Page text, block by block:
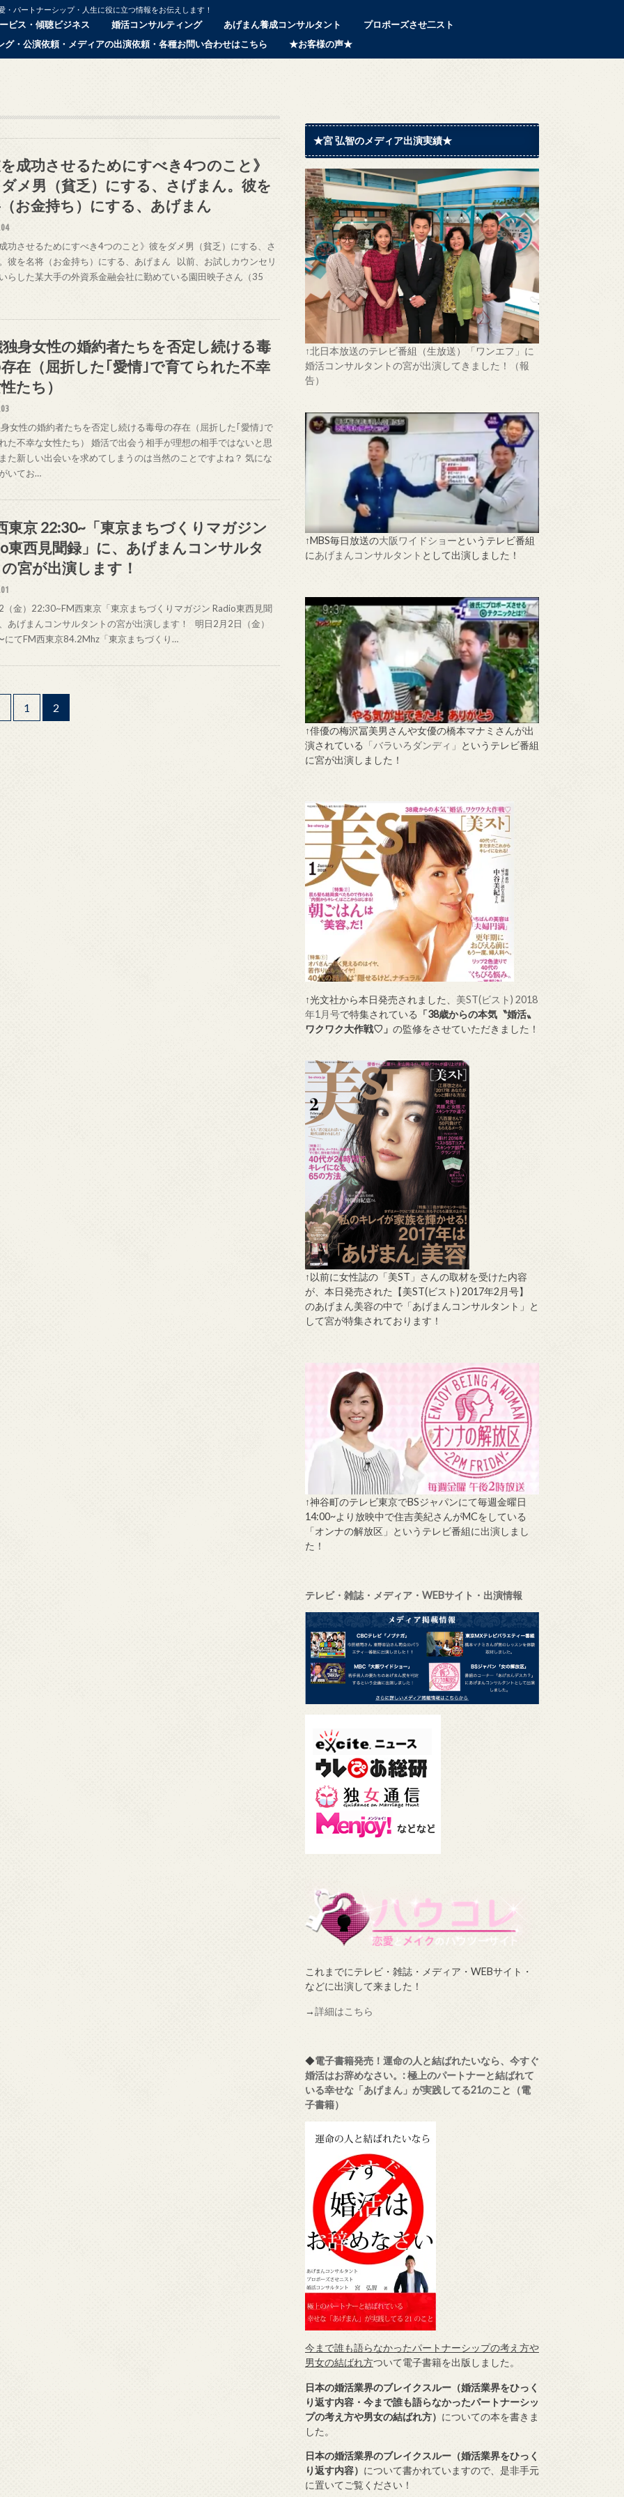
パートナーシップ・人生に役に立つ情報をお伝えします！
ビス・傾聴ビジネス 婚活コンサルティング あげまん養成コンサルタント
プロポーズさせ二スト
グ・公演依頼・メディアの出演依頼・各種お問い合わせはこちら
★お客様の声★
成功させるためにすべき4つのこと》
メ男（貧乏）にする、さげまん。彼を
お金持ち）にする、あげまん
功させるためにすべき4つのこと》彼をダメ男（貧乏）にする、さ
彼を名将（お金持ち）にする、あげまん 以前、お試しカウンセリ
らした某大手の外資系金融会社に勤めている園田映子さん（35
身女性の婚約者たちを否定し続ける毒
在（屈折した｢愛情｣で育てられた不幸
たち）
女性の婚約者たちを否定し続ける毒母の存在（屈折した｢愛情｣で
た不幸な女性たち） 婚活で出会う相手が理想の相手ではないと思
た新しい出会いを求めてしまうのは当然のことですよね？ 気にな
いてお…
東京 22:30~「東京まちづくりマガジン
東西見聞録」に、あげまんコンサルタ
宮が出演します！
金）22:30~FM西東京「東京まちづくりマガジン Radio東西見聞
あげまんコンサルタントの宮が出演します！ 明日2月2日（金）
にてFM西東京84.2Mhz「東京まちづくり…
1 2
★宮 弘智のメディア出演実績★
↑北日本放送のテレビ番組（生放送）「ワンエフ」に
婚活コンサルタントの宮が出演してきました！（報
告）
↑MBS毎日放送の大阪ワイドショーというテレビ番組
にあげまんコンサルタント として出演しました！
↑俳優の梅沢冨美男さんや女優の橋本マナミさんが出
演されている 「バラいろダンディ」 というテレビ番組
に宮が出演しました！
↑光文社から本日発売されました、 美ST(ビスト) 2018
年1月号で特集されている 「38歳からの本気〝婚活〟
ワクワク大作戦♡」 の監修をさせていただきました！
↑以前に女性誌の「美ST」さんの取材を受けた内容
が、本日発売された【美ST(ビスト) 2017年2月号】
のあげまん美容の中で「あげまんコンサルタント」と
して宮が特集されております！
↑神谷町のテレビ東京でBSジャパンにて毎週金曜日
14:00~より放映中で住吉美紀さんがMCをしている
「オンナの解放区」というテレビ番組に出演しまし
た！
テレビ・雑誌・メディア・WEBサイト・出演情報
これまでにテレビ・雑誌・メディア・WEBサイト・
などに出演して来ました！
→詳細はこちら
◆電子書籍発売！運命の人と結ばれたいなら、今すぐ
婚活はお辞めなさい。: 極上のパートナーと結ばれて
いる幸せな「あげまん」が実践してる21のこと（電
子書籍）
今まで誰も語らなかったパートナーシップの考え方や
男女の結ばれ方ついて電子書籍を出版しました。
日本の婚活業界のブレイクスルー（婚活業界をひっく
り返す内容・今まで誰も語らなかったパートナーシッ
プの考え方や男女の結ばれ方） についての本を書きま
した。
日本の婚活業界のブレイクスルー（婚活業界をひっく
り返す内容） について書かれていますので、是非手元
に置いてご覧ください！